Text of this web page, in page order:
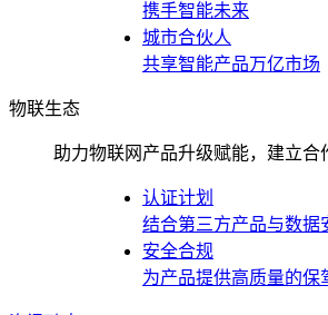
携手智能未来
城市合伙人
共享智能产品万亿市场
物联生态
助力物联网产品升级赋能，建立合
认证计划
结合第三方产品与数据
安全合规
为产品提供高质量的保